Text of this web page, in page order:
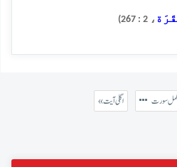
، 2 : 267)
سورت « اگلی آیت